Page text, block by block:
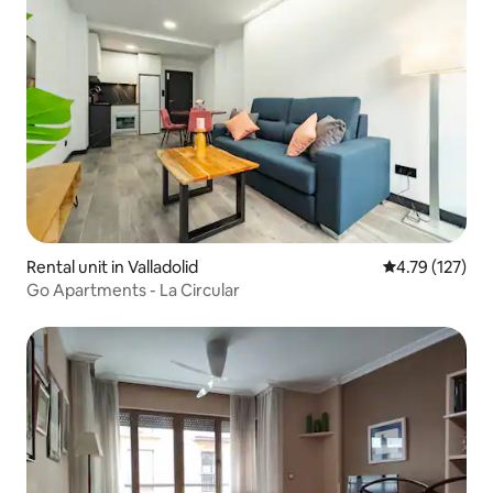
Rental unit in Valladolid 4.79 out of 5
4.79 (127)
Go Apartments - La Circular